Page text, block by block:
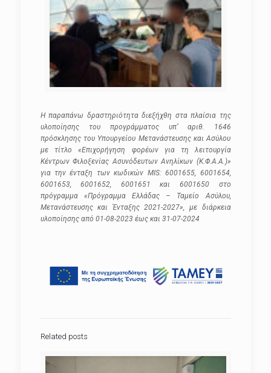
Η παραπάνω δραστηριότητα διεξήχθη στα πλαίσια της
υλοποίησης του προγράμματος υπ’ αριθ. 1646
πρόσκλησης του Υπουργείου Μετανάστευσης και Ασύλου
με τίτλο «Επιχορήγηση φορέων για τη λειτουργία
Κέντρων Φιλοξενίας Ασυνόδευτων Ανηλίκων (Κ.Φ.Α.Α.)»
για την ένταξη των κωδικών MIS: 6001655, 6001654,
6001653, 6001652, 6001651 και 6001650 στο
πρόγραμμα «Πρόγραμμα Ελλάδας – Ταμείο Ασύλου,
Μετανάστευσης και Ένταξης 2021-2027», με διάρκεια
υλοποίησης από 01-08-2023 έως και 31-07-2024
Related posts